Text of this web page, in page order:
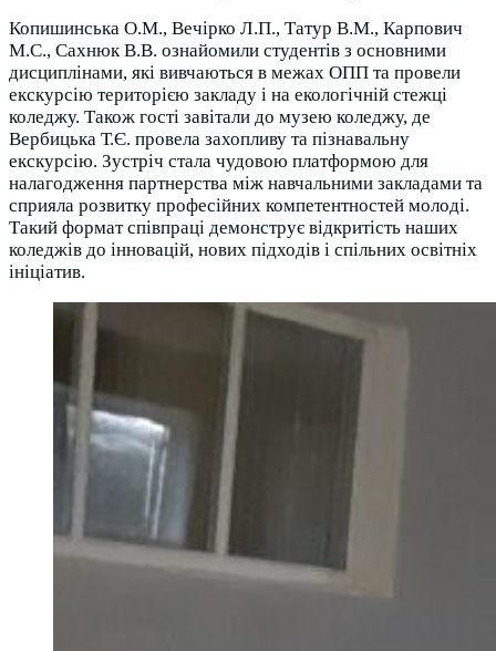
Копишинська О.М., Вечірко Л.П., Татур В.М., Карпович
М.С., Сахнюк В.В. ознайомили студентів з основними
дисциплінами, які вивчаються в межах ОПП та провели
екскурсію територією закладу і на екологічній стежці
коледжу. Також гості завітали до музею коледжу, де
Вербицька Т.Є. провела захопливу та пізнавальну
екскурсію. Зустріч стала чудовою платформою для
налагодження партнерства між навчальними закладами та
сприяла розвитку професійних компетентностей молоді.
Такий формат співпраці демонструє відкритість наших
коледжів до інновацій, нових підходів і спільних освітніх
ініціатив.